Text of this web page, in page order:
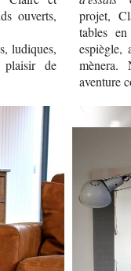
ouverts,
ludiques,
de
projet,
tables
espiègle,
mènera.
aventure